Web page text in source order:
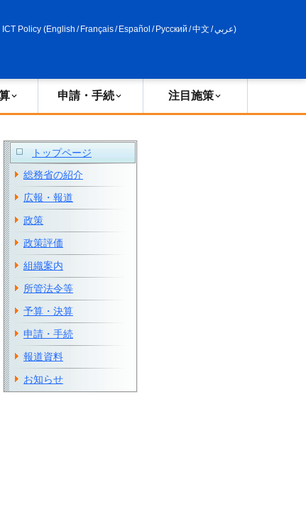
ICT Policy (English / Français/ Español / Русский /中文 /عربي)
申請・手続 注目施策
トップページ
総務省の紹介
広報・報道
政策
政策評価
組織案内
所管法令等
予算・決算
申請・手続
報道資料
お知らせ